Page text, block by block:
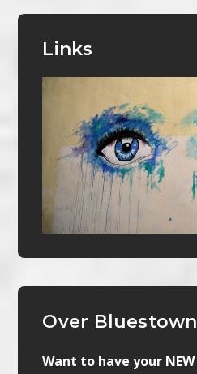
Links
Over
Want to have your